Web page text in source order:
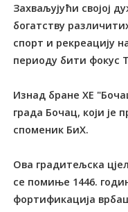
Захваљујући својој
богатству
спорт и рекреацију
периоду бити фокус
Изнад бране ХЕ
града Бочац, који је
споменик БиХ.
Ова градитељска
се помиње 1446.
фортификација